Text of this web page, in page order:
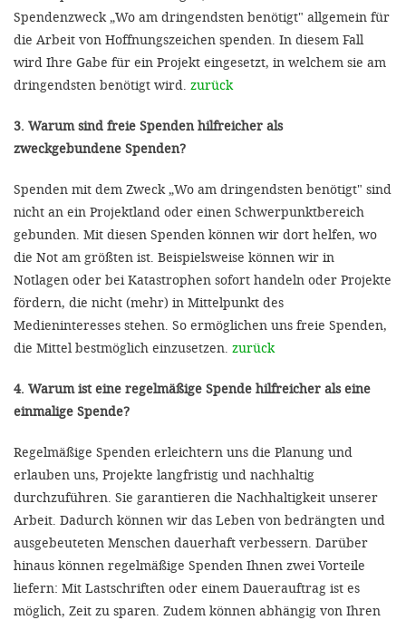
Spendenzweck „Wo am dringendsten benötigt" allgemein für
die Arbeit von Hoffnungszeichen spenden. In diesem Fall
wird Ihre Gabe für ein Projekt eingesetzt, in welchem sie am
dringendsten benötigt wird. zurück
3. Warum sind freie Spenden hilfreicher als
zweckgebundene Spenden?
Spenden mit dem Zweck „Wo am dringendsten benötigt" sind
nicht an ein Projektland oder einen Schwerpunktbereich
gebunden. Mit diesen Spenden können wir dort helfen, wo
die Not am größten ist. Beispielsweise können wir in
Notlagen oder bei Katastrophen sofort handeln oder Projekte
fördern, die nicht (mehr) in Mittelpunkt des
Medieninteresses stehen. So ermöglichen uns freie Spenden,
die Mittel bestmöglich einzusetzen. zurück
4. Warum ist eine regelmäßige Spende hilfreicher als eine
einmalige Spende?
Regelmäßige Spenden erleichtern uns die Planung und
erlauben uns, Projekte langfristig und nachhaltig
durchzuführen. Sie garantieren die Nachhaltigkeit unserer
Arbeit. Dadurch können wir das Leben von bedrängten und
ausgebeuteten Menschen dauerhaft verbessern. Darüber
hinaus können regelmäßige Spenden Ihnen zwei Vorteile
liefern: Mit Lastschriften oder einem Dauerauftrag ist es
möglich, Zeit zu sparen. Zudem können abhängig von Ihren